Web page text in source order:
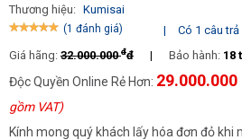
Thương hiệu: Kumisai
(1 đánh giá) |
Có 1 câu trả
Giá hãng: 32.000.000đđ | Bảo hành: 18
Độc Quyền Online Rẻ Hơn: 29.000.000
gồm VAT)
Kính mong quý khách lấy hóa đơn đỏ khi